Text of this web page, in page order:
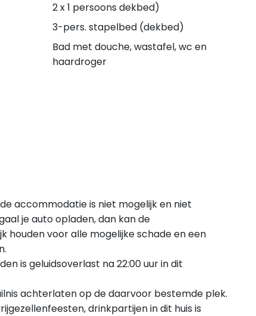
2 x 1 persoons dekbed)
3-pers. stapelbed (dekbed)
Bad met douche, wastafel, wc en
haardroger
accommodatie is niet mogelijk en niet
je auto opladen, dan kan de
houden voor alle mogelijke schade en een
is geluidsoverlast na 22:00 uur in dit
achterlaten op de daarvoor bestemde plek.
drinkpartijen in dit huis is